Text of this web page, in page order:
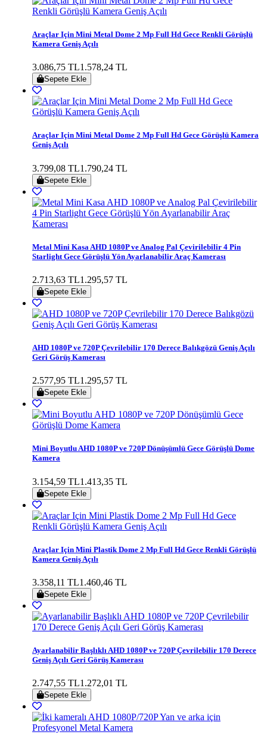
Araçlar Için Mini Metal Dome 2 Mp Full Hd Gece Renkli Görüşlü
Kamera Geniş Açılı
3.086,75 TL1.578,24 TL
Sepete Ekle
Araçlar Için Mini Metal Dome 2 Mp Full Hd Gece Görüşlü Kamera
Geniş Açılı
3.799,08 TL1.790,24 TL
Sepete Ekle
Metal Mini Kasa AHD 1080P ve Analog Pal Çevirilebilir 4 Pin
Starlight Gece Görüşlü Yön Ayarlanabilir Araç Kamerası
2.713,63 TL1.295,57 TL
Sepete Ekle
AHD 1080P ve 720P Çevrilebilir 170 Derece Balıkgözü Geniş Açılı
Geri Görüş Kamerası
2.577,95 TL1.295,57 TL
Sepete Ekle
Mini Boyutlu AHD 1080P ve 720P Dönüşümlü Gece Görüşlü Dome
Kamera
3.154,59 TL1.413,35 TL
Sepete Ekle
Araçlar Için Mini Plastik Dome 2 Mp Full Hd Gece Renkli Görüşlü
Kamera Geniş Açılı
3.358,11 TL1.460,46 TL
Sepete Ekle
Ayarlanabilir Başlıklı AHD 1080P ve 720P Çevrilebilir 170 Derece
Geniş Açılı Geri Görüş Kamerası
2.747,55 TL1.272,01 TL
Sepete Ekle